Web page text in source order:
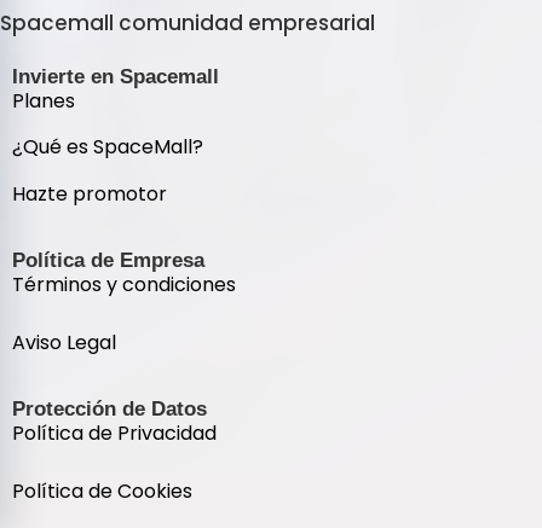
Spacemall comunidad empresarial
Invierte en Spacemall
Planes
¿Qué es SpaceMall?
Hazte promotor
Política de Empresa
Términos y condiciones
Aviso Legal
Protección de Datos
Política de Privacidad
Política de Cookies